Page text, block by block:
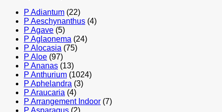
P Adiantum (22)
P Aeschynanthus (4)
P Agave (5)
P Aglaonema (24)
P Alocasia (75)
P Aloe (97)
P Ananas (13)
P Anthurium (1024)
P Aphelandra (3)
P Araucaria (4)
P Arrangement Indoor (7)
P Asparagus (2)